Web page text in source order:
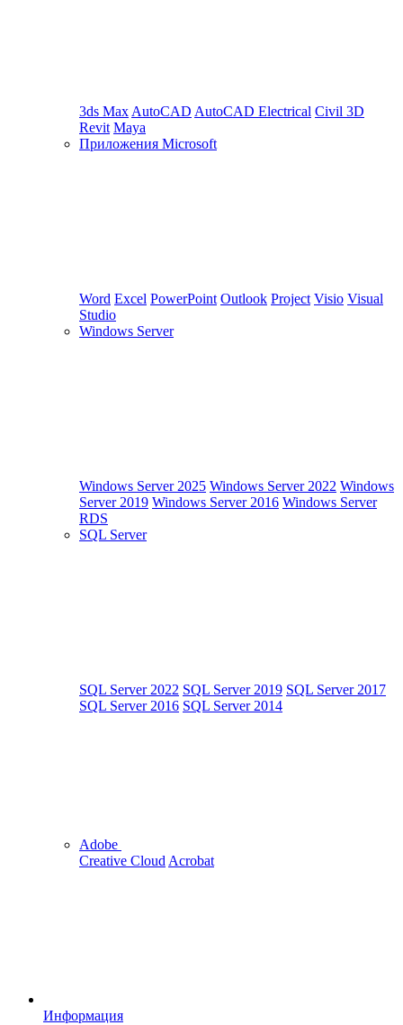
3ds Max AutoCAD AutoCAD Electrical Civil 3D
Revit Maya
Приложения Microsoft
Word Excel PowerPoint Outlook Project Visio Visual
Studio
Windows Server
Windows Server 2025 Windows Server 2022 Windows
Server 2019 Windows Server 2016 Windows Server
RDS
SQL Server
SQL Server 2022 SQL Server 2019 SQL Server 2017
SQL Server 2016 SQL Server 2014
Adobe
Creative Cloud Acrobat
Информация